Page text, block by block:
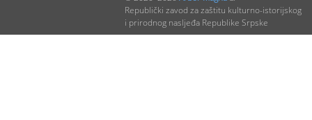
Republički zavod za zaštitu kulturno-istorijskog
i prirodnog nasljeđa Republike Srpske